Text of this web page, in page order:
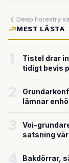
MEST LÄSTA
Tistel drar
tidigt bevis
lämnar
Voi-
satsning
Bakdörrar,